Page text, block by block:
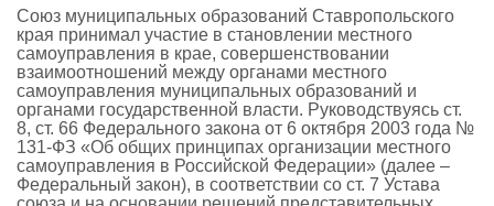
Союз муниципальных образований Ставропольского
края принимал участие в становлении местного
самоуправления в крае, совершенствовании
взаимоотношений между органами местного
самоуправления муниципальных образований и
органами государственной власти. Руководствуясь ст.
8, ст. 66 Федерального закона от 6 октября 2003 года №
131-ФЗ «Об общих принципах организации местного
самоуправления в Российской Федерации» (далее –
Федеральный закон), в соответствии со ст. 7 Устава